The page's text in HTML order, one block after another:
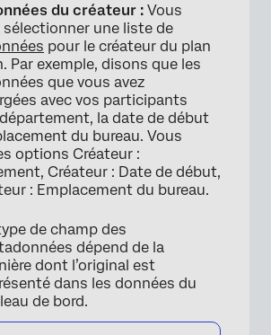
du créateur : Vous
sélectionner une liste de
pour le créateur du plan
Par exemple, disons que les
que vous avez
avec vos participants
la date de début
du bureau. Vous
options Créateur :
Créateur : Date de début,
: Emplacement du bureau.
de champ des
dépend de la
dont l’original est
dans les données du
de bord.